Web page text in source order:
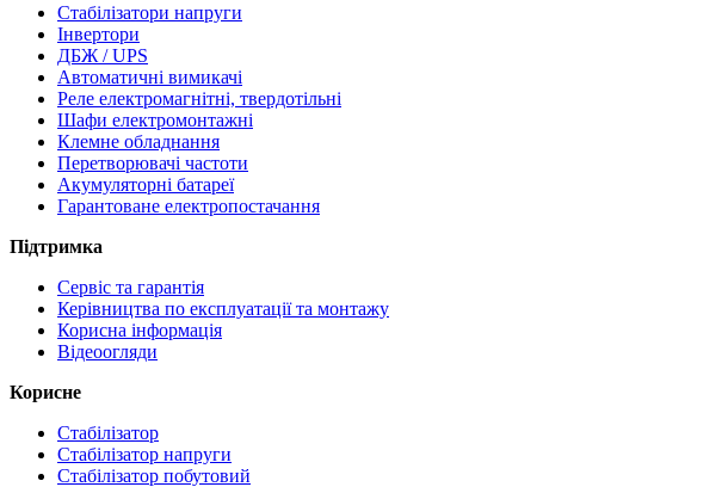
Стабілізатори напруги
Інвертори
ДБЖ / UPS
Автоматичні вимикачі
Реле електромагнітні, твердотільні
Шафи електромонтажні
Клемне обладнання
Перетворювачі частоти
Акумуляторні батареї
Гарантоване електропостачання
Підтримка
Сервіс та гарантія
Керівництва по експлуатації та монтажу
Корисна інформація
Відеоогляди
Корисне
Стабілізатор
Стабілізатор напруги
Стабілізатор побутовий